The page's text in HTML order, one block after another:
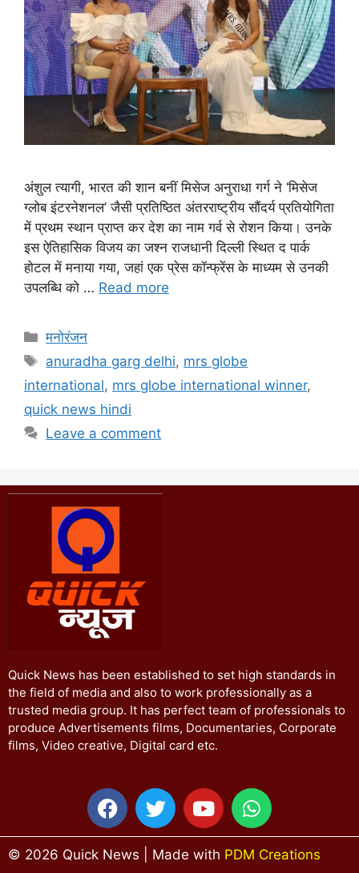
अंशुल त्यागी, भारत की शान बनीं मिसेज अनुराधा गर्ग ने ‘मिसेज
ग्लोब इंटरनेशनल’ जैसी प्रतिष्ठित अंतरराष्ट्रीय सौंदर्य प्रतियोगिता
में प्रथम स्थान प्राप्त कर देश का नाम गर्व से रोशन किया। उनके
इस ऐतिहासिक विजय का जश्न राजधानी दिल्ली स्थित द पार्क
होटल में मनाया गया, जहां एक प्रेस कॉन्फ्रेंस के माध्यम से उनकी
उपलब्धि को … Read more
मनोरंजन
anuradha garg delhi, mrs globe
international, mrs globe international winner,
quick news hindi
Leave a comment
Quick News has been established to set high standards in
the field of media and also to work professionally as a
trusted media group. It has perfect team of professionals to
produce Advertisements films, Documentaries, Corporate
films, Video creative, Digital card etc.
© 2026 Quick News | Made with PDM Creations